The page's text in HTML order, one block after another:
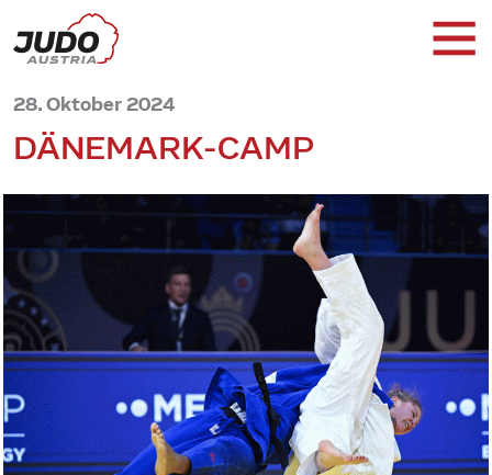
28. Oktober 2024
DÄNEMARK-CAMP